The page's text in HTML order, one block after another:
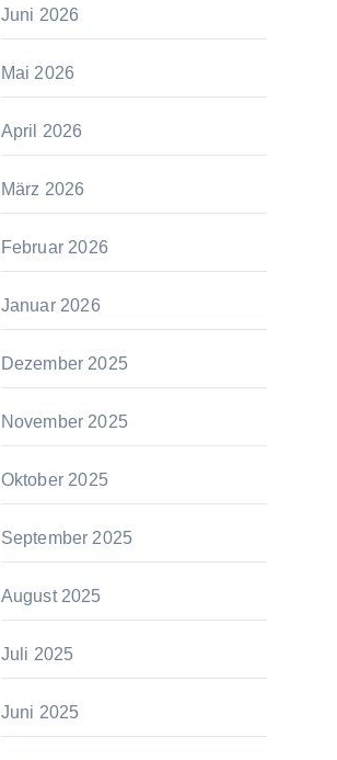
Juni 2026
Mai 2026
April 2026
März 2026
Februar 2026
Januar 2026
Dezember 2025
November 2025
Oktober 2025
September 2025
August 2025
Juli 2025
Juni 2025